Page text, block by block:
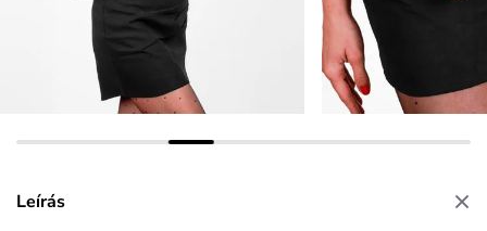
Leírás